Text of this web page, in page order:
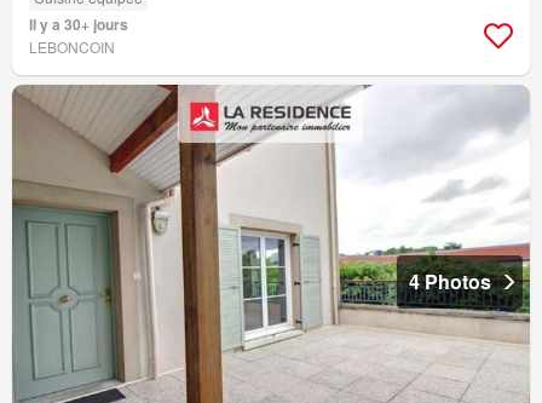
Il y a 30+ jours
LEBONCOIN
4 Photos